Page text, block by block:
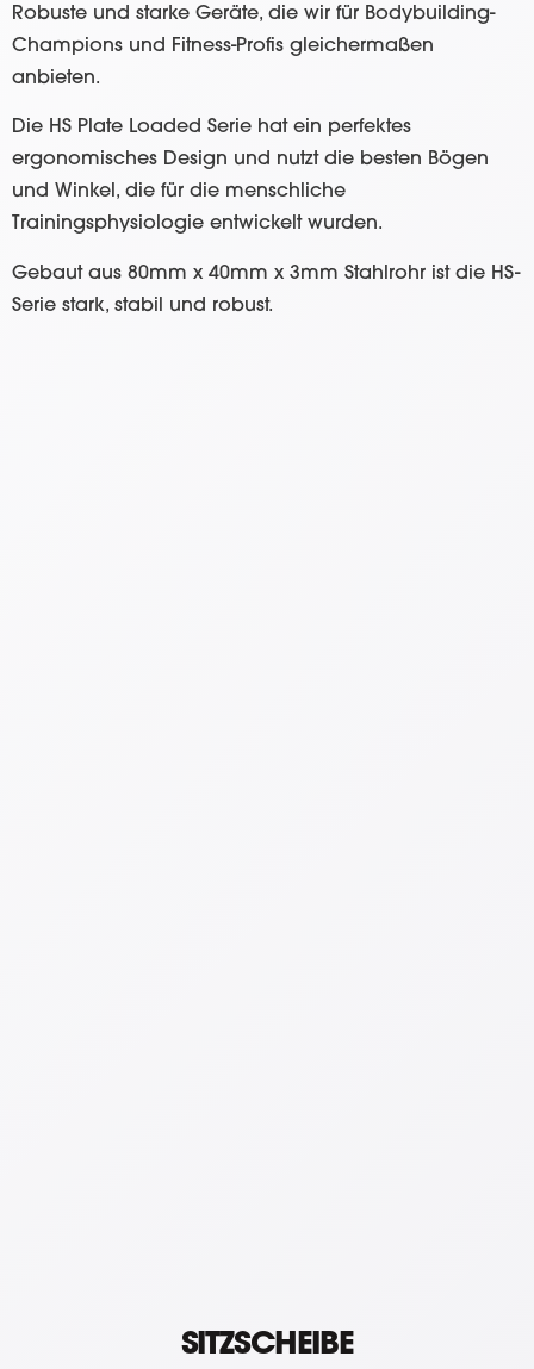
Robuste und starke Geräte, die wir für Bodybuilding-
Champions und Fitness-Profis gleichermaßen
anbieten.
Die HS Plate Loaded Serie hat ein perfektes
ergonomisches Design und nutzt die besten Bögen
und Winkel, die für die menschliche
Trainingsphysiologie entwickelt wurden.
Gebaut aus 80mm x 40mm x 3mm Stahlrohr ist die HS-
Serie stark, stabil und robust.
SITZSCHEIBE